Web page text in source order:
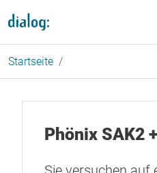
Startseite
Phönix SAK2